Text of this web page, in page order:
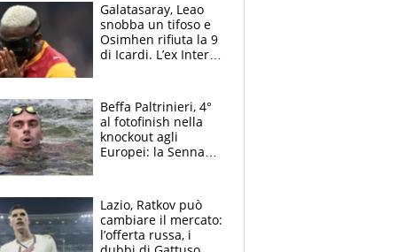
Galatasaray, Leao
snobba un tifoso e
Osimhen rifiuta la 9
di Icardi. L’ex Inter
Beffa Paltrinieri, 4°
al fotofinish nella
knockout agli
Europei: la Senna
Lazio, Ratkov può
cambiare il mercato:
l’offerta russa, i